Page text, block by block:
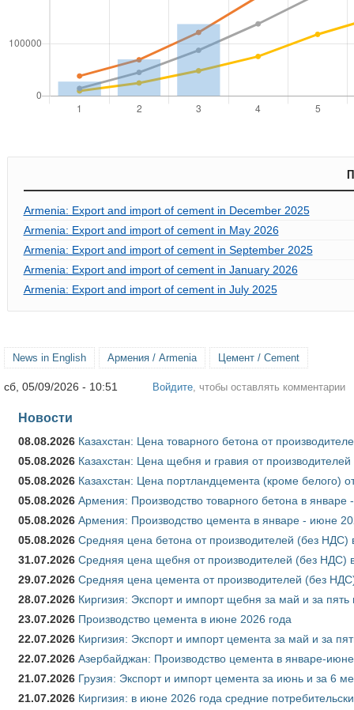
Armenia: Export and import of cement in December 2025
Armenia: Export and import of cement in May 2026
Armenia: Export and import of cement in September 2025
Armenia: Export and import of cement in January 2026
Armenia: Export and import of cement in July 2025
News in English Армения / Armenia Цемент / Cement
сб, 05/09/2026 - 10:51 Войдите , чтобы оставлять комментарии
Новости
08.08.2026 Казахстан: Цена товарного бетона от
05.08.2026 Казахстан: Цена щебня и гравия от
05.08.2026 Казахстан: Цена портландцемента (кроме белого)
05.08.2026 Армения: Производство товарного бетона в январе
05.08.2026 Армения: Производство цемента в январе - июне
05.08.2026 Средняя цена бетона от производителей (без НДС)
31.07.2026 Средняя цена щебня от производителей (без НДС)
29.07.2026 Средняя цена цемента от производителей (без
28.07.2026 Киргизия: Экспорт и импорт щебня за май и за
23.07.2026 Производство цемента в июне 2026 года
22.07.2026 Киргизия: Экспорт и импорт цемента за май и за
22.07.2026 Азербайджан: Производство цемента в январе-
21.07.2026 Грузия: Экспорт и импорт цемента за июнь и за 6
21.07.2026 Киргизия: в июне 2026 года средние